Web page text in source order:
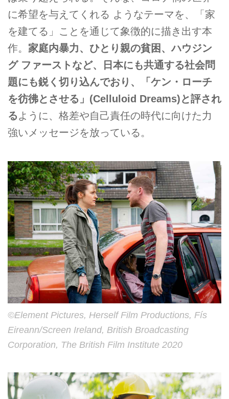
に希望を与えてくれる ようなテーマを、「家
を建てる」ことを通じて象徴的に描き出す本
作。 家庭内暴力、ひとり親の貧困、ハウジン
グ ファーストなど、日本にも共通する社会問
題にも鋭く切り込んでおり、「ケン・ローチ
を彷彿とさせる」(Celluloid Dreams)と評され
る ように、格差や自己責任の時代に向けた力
強いメッセージを放っている。
©Element Pictures, Herself Film Productions, Fís
Eireann/Screen Ireland, British Broadcasting
Corporation, The British Film Institute 2020